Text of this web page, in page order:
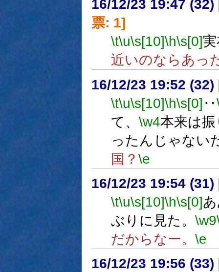
16/12/23 19:47 (32)
票: 1]
\t\u\s[10]\h\s[0]
近いのならあっ
16/12/23 19:52 (32)
\t\u\s[10]\h\s[0] ‥
て、 \w4本来は
ったんじゃない
国？ \e
16/12/23 19:54 (31)
\t\u\s[10]\h\s[0]
ぶりに見た。 \w9
だからなー。 \e
16/12/23 19:56 (33)